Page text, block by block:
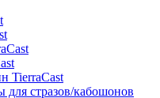
TierraCast
для стразов/кабошонов